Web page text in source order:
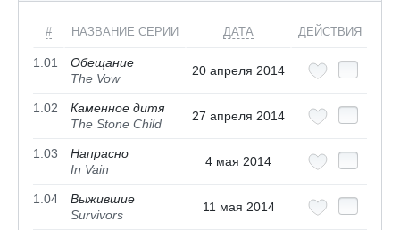
# НАЗВАНИЕ СЕРИИ ДАТА ДЕЙСТВИЯ
1.01
Обещание
The Vow
20 апреля 2014
1.02
Каменное дитя
The Stone Child
27 апреля 2014
1.03
Напрасно
In Vain
4 мая 2014
1.04
Выжившие
Survivors
11 мая 2014